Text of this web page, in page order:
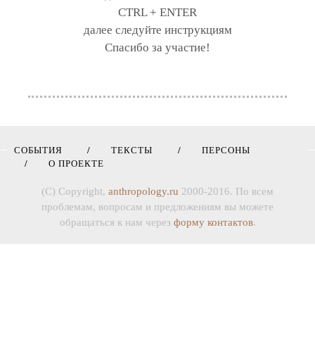
CTRL + ENTER
далее следуйте инструкциям
Спасибо за участие!
СОБЫТИЯ ТЕКСТЫ
ПЕРСОНЫ
О ПРОЕКТЕ
(C) Copyright, anthropology.ru 2000-2016. По всем
проблемам, вопросам и предложениям вы можете
обращаться к нам через форму контактов.